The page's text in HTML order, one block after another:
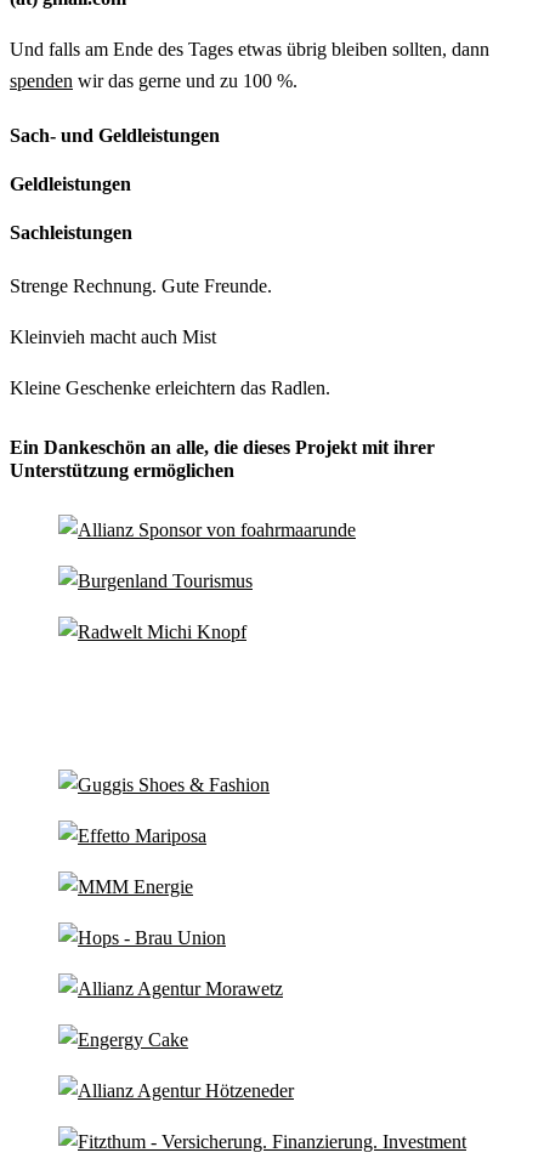
Und falls am Ende des Tages etwas übrig bleiben sollten, dann
spenden wir das gerne und zu 100 %.
Sach- und Geldleistungen
Geldleistungen
Sachleistungen
Strenge Rechnung. Gute Freunde.
Kleinvieh macht auch Mist
Kleine Geschenke erleichtern das Radlen.
Ein Dankeschön an alle, die dieses Projekt mit ihrer
Unterstützung ermöglichen